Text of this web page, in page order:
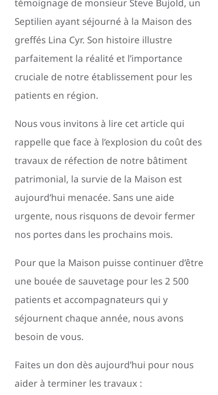
témoignage de monsieur Steve Bujold, un
Septilien ayant séjourné à la Maison des
greffés Lina Cyr. Son histoire illustre
parfaitement la réalité et l’importance
cruciale de notre établissement pour les
patients en région.
Nous vous invitons à lire cet article qui
rappelle que face à l’explosion du coût des
travaux de réfection de notre bâtiment
patrimonial, la survie de la Maison est
aujourd’hui menacée. Sans une aide
urgente, nous risquons de devoir fermer
nos portes dans les prochains mois.
Pour que la Maison puisse continuer d’être
une bouée de sauvetage pour les 2 500
patients et accompagnateurs qui y
séjournent chaque année, nous avons
besoin de vous.
Faites un don dès aujourd’hui pour nous
aider à terminer les travaux :